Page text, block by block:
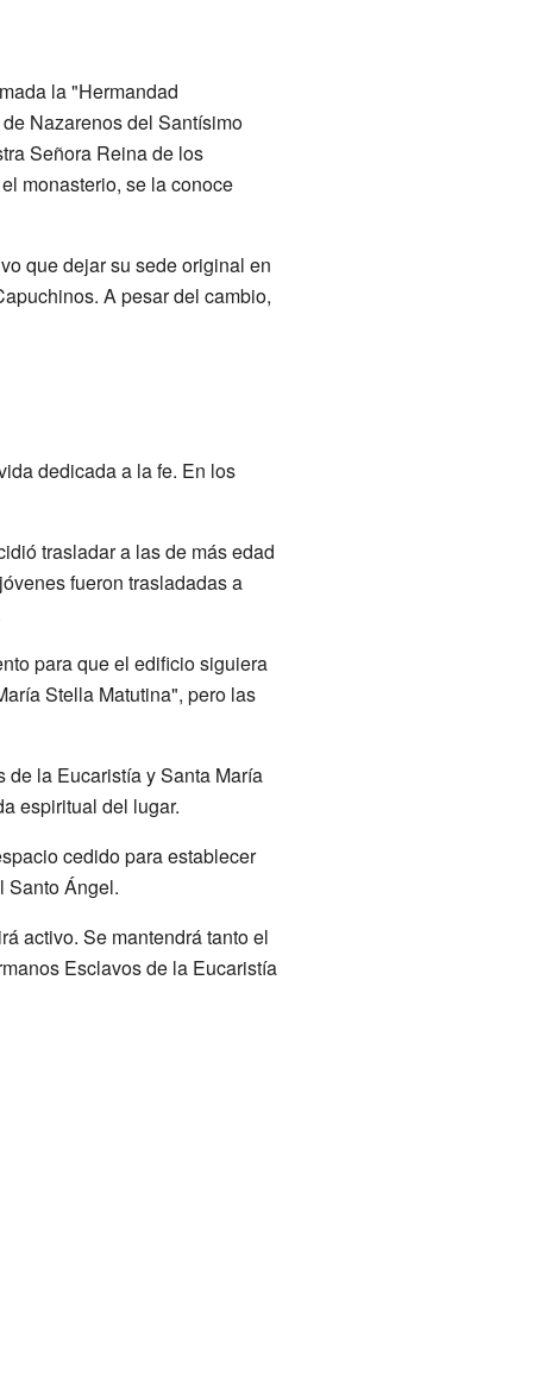
la "Hermandad
Nazarenos del Santísimo
Señora Reina de los
monasterio, se la conoce
que dejar su sede original en
A pesar del cambio,
dedicada a la fe. En los
trasladar a las de más edad
fueron trasladadas a
para que el edificio siguiera
Stella Matutina", pero las
la Eucaristía y Santa María
espiritual del lugar.
cedido para establecer
Santo Ángel.
activo. Se mantendrá tanto el
Esclavos de la Eucaristía